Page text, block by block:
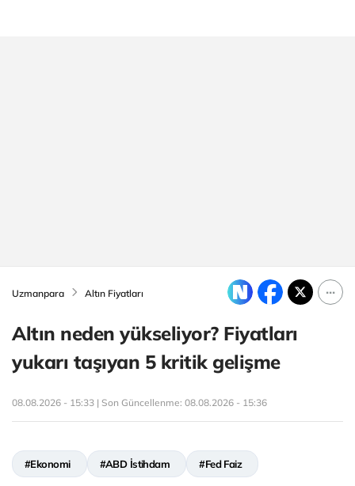
Uzmanpara Altın Fiyatları
Altın neden yükseliyor? Fiyatları
yukarı taşıyan 5 kritik gelişme
08.08.2026 - 15:33 | Son Güncellenme: 08.08.2026 - 15:36
#Ekonomi #ABD İstihdam #Fed Faiz